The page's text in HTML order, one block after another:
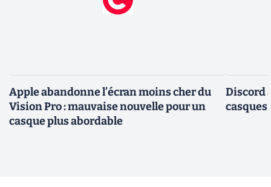
Apple abandonne l’écran moins cher du
Vision Pro : mauvaise nouvelle pour un
casque plus abordable
Discord
casques